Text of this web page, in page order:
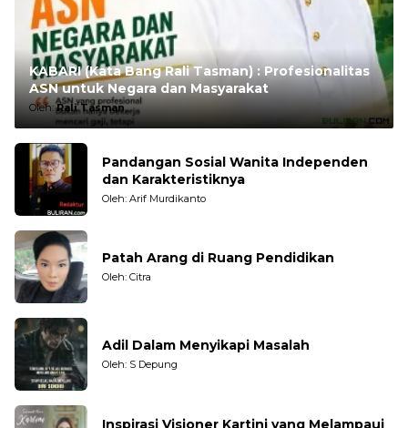
KABARI (Kata Bang Rali Tasman) : Profesionalitas
ASN untuk Negara dan Masyarakat
Oleh:Rali Tasman
Pandangan Sosial Wanita Independen
dan Karakteristiknya
Oleh: Arif Murdikanto
Patah Arang di Ruang Pendidikan
Oleh: Citra
Adil Dalam Menyikapi Masalah
Oleh: S Depung
Inspirasi Visioner Kartini yang Melampaui